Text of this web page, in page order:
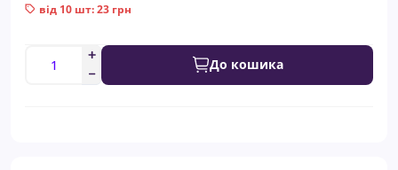
від 10 шт: 23 грн
До кошика